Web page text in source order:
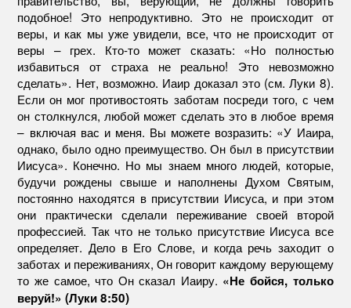
подобное! Это непродуктивно. Это не происходит от
веры, и как мы уже увидели, все, что не происходит от
веры – грех. Кто-то может сказать: «Но полностью
избавиться от страха не реально! Это невозможно
сделать». Нет, возможно. Иаир доказал это (см. Луки 8).
Если он мог противостоять заботам посреди того, с чем
он столкнулся, любой может сделать это в любое время
– включая вас и меня. Вы можете возразить: «У Иаира,
однако, было одно преимущество. Он был в присутствии
Иисуса». Конечно. Но мы знаем много людей, которые,
будучи рождены свыше и наполнены Духом Святым,
постоянно находятся в присутствии Иисуса, и при этом
они практически сделали переживание своей второй
профессией. Так что не только присутствие Иисуса все
определяет. Дело в Его Слове, и когда речь заходит о
заботах и переживаниях, Он говорит каждому верующему
то же самое, что Он сказал Иаиру. «Не бойся, только
веруй!» (Луки 8:50)